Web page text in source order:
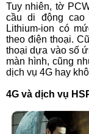
Tuy nhiên, tờ
cầu di động cao
Lithium-ion có
theo điện thoại.
thoại dựa vào số
màn hình, cũng
dịch vụ 4G hay
4G và dịch vụ